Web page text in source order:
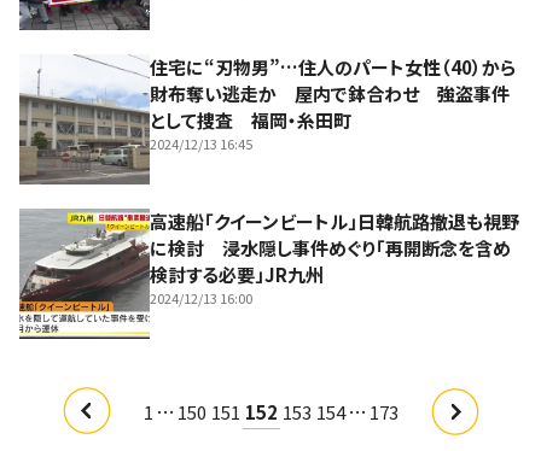
住宅に“刃物男”…住人のパート女性（40）から
財布奪い逃走か 屋内で鉢合わせ 強盗事件
として捜査 福岡・糸田町
2024/12/13 16:45
高速船「クイーンビートル」日韓航路撤退も視野
に検討 浸水隠し事件めぐり「再開断念を含め
検討する必要」JR九州
2024/12/13 16:00
1 … 150 151 152 153 154 … 173